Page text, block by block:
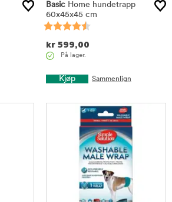
Basic Home hundetrapp
60x45x45 cm
kr 599,00
På lager.
Kjøp Sammenlign